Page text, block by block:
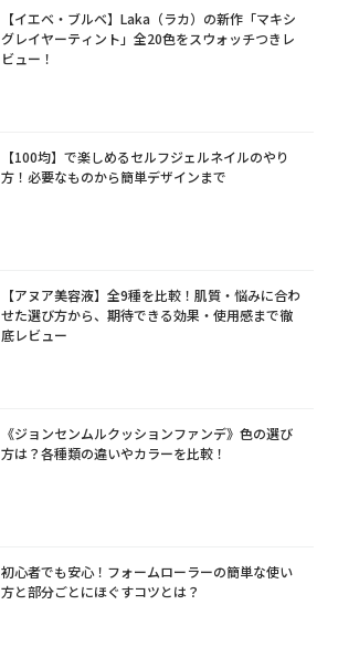
【イエベ・ブルベ】Laka（ラカ）の新作「マキシ
グレイヤーティント」全20色をスウォッチつきレ
ビュー！
【100均】で楽しめるセルフジェルネイルのやり
方！必要なものから簡単デザインまで
【アヌア美容液】全9種を比較！肌質・悩みに合わ
せた選び方から、期待できる効果・使用感まで徹
底レビュー
《ジョンセンムルクッションファンデ》色の選び
方は？各種類の違いやカラーを比較！
初心者でも安心！フォームローラーの簡単な使い
方と部分ごとにほぐすコツとは？